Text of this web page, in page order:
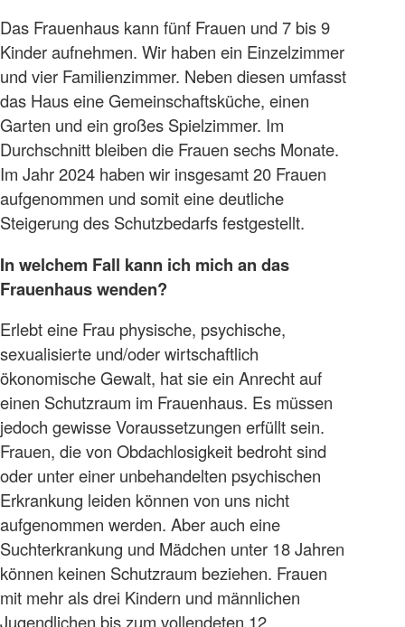
Das Frauenhaus kann fünf Frauen und 7 bis 9
Kinder aufnehmen. Wir haben ein Einzelzimmer
und vier Familienzimmer. Neben diesen umfasst
das Haus eine Gemeinschaftsküche, einen
Garten und ein großes Spielzimmer. Im
Durchschnitt bleiben die Frauen sechs Monate.
Im Jahr 2024 haben wir insgesamt 20 Frauen
aufgenommen und somit eine deutliche
Steigerung des Schutzbedarfs festgestellt.
In welchem Fall kann ich mich an das
Frauenhaus wenden?
Erlebt eine Frau physische, psychische,
sexualisierte und/oder wirtschaftlich
ökonomische Gewalt, hat sie ein Anrecht auf
einen Schutzraum im Frauenhaus. Es müssen
jedoch gewisse Voraussetzungen erfüllt sein.
Frauen, die von Obdachlosigkeit bedroht sind
oder unter einer unbehandelten psychischen
Erkrankung leiden können von uns nicht
aufgenommen werden. Aber auch eine
Suchterkrankung und Mädchen unter 18 Jahren
können keinen Schutzraum beziehen. Frauen
mit mehr als drei Kindern und männlichen
Jugendlichen bis zum vollendeten 12.